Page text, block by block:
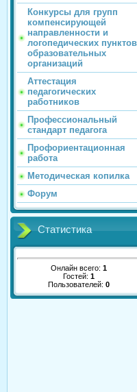
Конкурсы для групп
компенсирующей
направленности и
логопедических пунктов
образовательных
организаций
Аттестация
педагогических
работников
Профессиональный
стандарт педагога
Профориентационная
работа
Методическая копилка
Форум
Статистика
Онлайн всего: 1
Гостей: 1
Пользователей: 0